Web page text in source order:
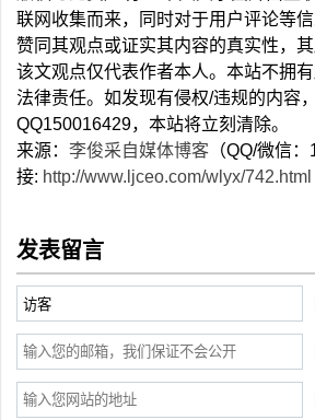
联网收集而来，同时对于用户评论等
赞同其观点或证实其内容的真实性，其
该文观点仅代表作者本人。本站不拥
法律责任。如发现有侵权/违规的内容
QQ150016429，本站将立刻清除。
来源： 李俊采自媒体博客 （QQ/微信
接: http://www.ljceo.com/wlyx/742.html
发表留言